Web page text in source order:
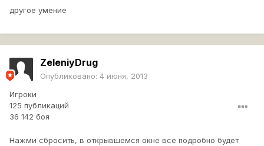
другое умение
ZeleniyDrug
Опубликовано: 4 июня, 2013
Игроки
125 публикаций
36 142 боя
Нажми сбросить, в открывшемся окне все подробно будет